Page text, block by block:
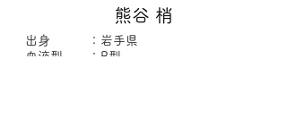
熊谷 梢
出身 ：岩手県
血液型 ：B型